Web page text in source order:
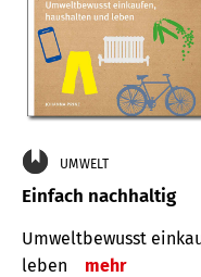
UMWELT
Einfach nachhaltig
Umweltbewusst
leben
mehr